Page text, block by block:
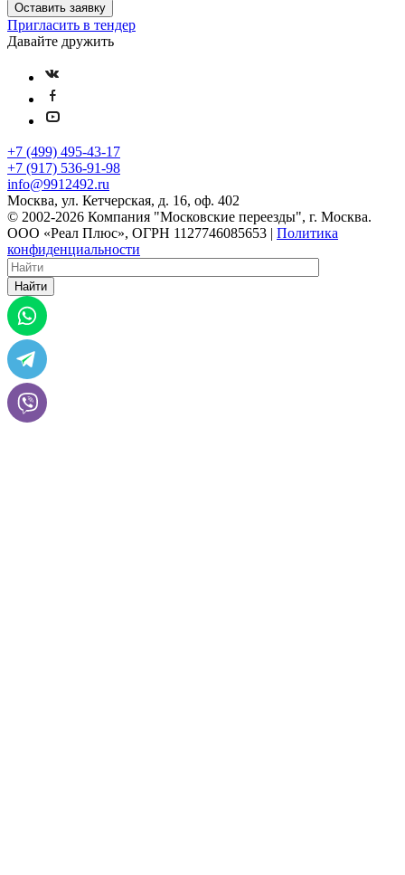
Оставить заявку
Пригласить в тендер
Давайте дружить
+7 (499) 495-43-17
+7 (917) 536-91-98
info@9912492.ru
Москва, ул. Кетчерская, д. 16, оф. 402
© 2002-2026 Компания "Московские переезды", г. Москва.
ООО «Реал Плюс», ОГРН 1127746085653 | Политика
конфиденциальности
Найти